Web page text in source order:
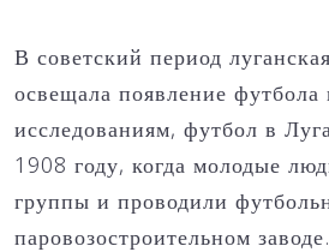
В советский период
освещала появление футбола
исследованиям, футбол в
1908 году, когда молодые
группы и проводили
паровозостроительном заводе.